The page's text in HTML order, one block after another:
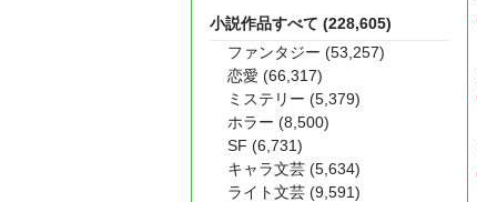
小説作品すべて (228,605)
ファンタジー (53,257)
恋愛 (66,317)
ミステリー (5,379)
ホラー (8,500)
SF (6,731)
キャラ文芸 (5,634)
ライト文芸 (9,591)